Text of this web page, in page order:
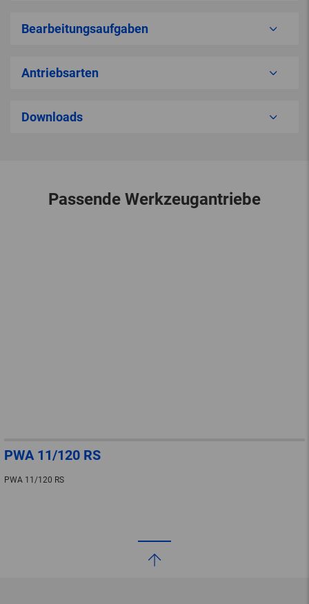
Bearbeitungsaufgaben
Antriebsarten
Downloads
Passende Werkzeugantriebe
PWA 11/120 RS
PWA 11/120 RS